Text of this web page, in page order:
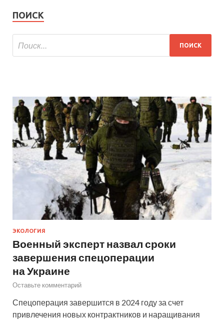
ПОИСК
ЭКОЛОГИЯ
Военный эксперт назвал сроки
завершения спецоперации
на Украине
Оставьте комментарий
Спецоперация завершится в 2024 году за счет
привлечения новых контрактников и наращивания